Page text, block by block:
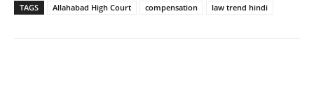
TAGS Allahabad High Court compensation law trend hindi